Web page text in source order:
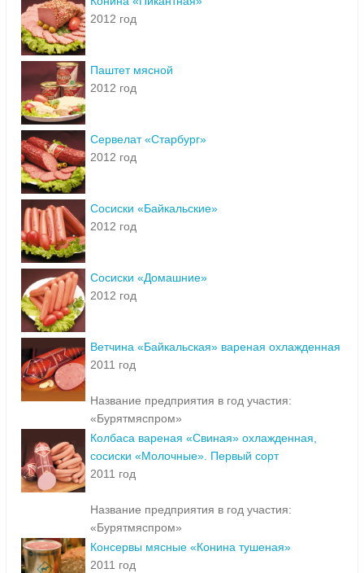
2012 год
Паштет мясной
2012 год
Сервелат «Старбург»
2012 год
Сосиски «Байкальские»
2012 год
Сосиски «Домашние»
2012 год
Ветчина «Байкальская» вареная охлажденная
2011 год
Название предприятия в год участия:
«Бурятмяспром»
Колбаса вареная «Свиная» охлажденная,
сосиски «Молочные». Первый сорт
2011 год
Название предприятия в год участия:
«Бурятмяспром»
Консервы мясные «Конина тушеная»
2011 год